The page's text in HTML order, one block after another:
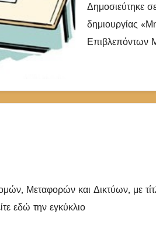
Δημοσιεύτηκε
δημιουργίας
Επιβλεπόντων
Μεταφορών και Δικτύων, με
εδώ την εγκύκλιο